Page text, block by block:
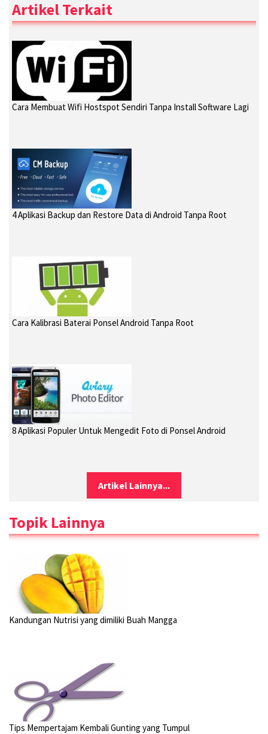
Artikel Terkait
Cara Membuat Wifi Hostspot Sendiri Tanpa Install Software Lagi
4 Aplikasi Backup dan Restore Data di Android Tanpa Root
Cara Kalibrasi Baterai Ponsel Android Tanpa Root
8 Aplikasi Populer Untuk Mengedit Foto di Ponsel Android
Artikel Lainnya...
Topik Lainnya
Kandungan Nutrisi yang dimiliki Buah Mangga
Tips Mempertajam Kembali Gunting yang Tumpul